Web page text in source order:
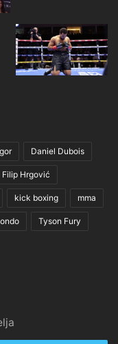
Daniel Dubois
Filip Hrgović
kick boxing mma
Tyson Fury